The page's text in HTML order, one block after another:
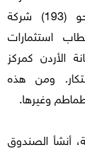
من احتضان واستقطاب نحو (193) شركة
استثمارات
الأردن كمركز
ومن هذه
وغيرها.
أنشأ الصندوق